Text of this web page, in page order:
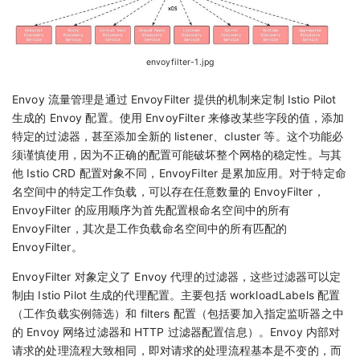
envoyfilter-1.jpg
Envoy 流量管理是通过 EnvoyFilter 提供的机制来定制 Istio Pilot
生成的 Envoy 配置。使用 EnvoyFilter 来修改某些字段的值，添加
特定的过滤器，甚至添加全新的 listener、cluster 等。这个功能必
须谨慎使用，因为不正确的配置可能破坏整个网格的稳定性。与其
他 Istio CRD 配置对象不同，EnvoyFilter 是累加应用。对于特定命
名空间中的特定工作负载，可以存在任意数量的 EnvoyFilter，
EnvoyFilter 的应用顺序为首先配置根命名空间中的所有
EnvoyFilter，其次是工作负载命名空间中的所有匹配的
EnvoyFilter。
EnvoyFilter 对象定义了 Envoy 代理的过滤器，这些过滤器可以定
制由 Istio Pilot 生成的代理配置。主要包括 workloadLabels 配置
（工作负载实例筛选）和 filters 配置（包括要加入指定监听器之中
的 Envoy 网络过滤器和 HTTP 过滤器配置信息）。Envoy 内部对
请求的处理流程大致相同，即对请求的处理流程基本是不变的，而